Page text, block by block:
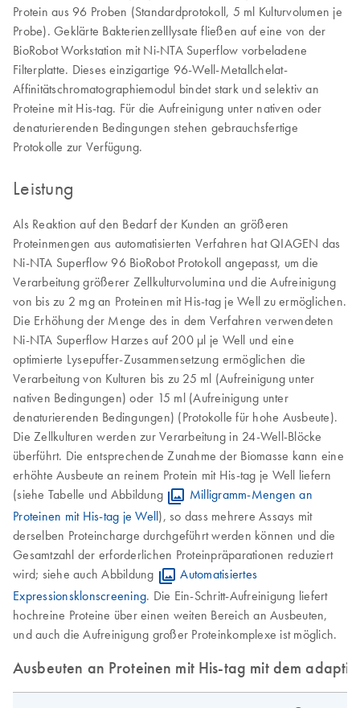
Protein aus 96 Proben (Standardprotokoll, 5 ml Kulturvolumen je
Probe). Geklärte Bakterienzelllysate fließen auf eine von der
BioRobot Workstation mit Ni-NTA Superflow vorbeladene
Filterplatte. Dieses einzigartige 96-Well-Metallchelat-
Affinitätschromatographiemodul bindet stark und selektiv an
Proteine mit His-tag. Für die Aufreinigung unter nativen oder
denaturierenden Bedingungen stehen gebrauchsfertige
Protokolle zur Verfügung.
Leistung
Als Reaktion auf den Bedarf der Kunden an größeren
Proteinmengen aus automatisierten Verfahren hat QIAGEN das
Ni-NTA Superflow 96 BioRobot Protokoll angepasst, um die
Verarbeitung größerer Zellkulturvolumina und die Aufreinigung
von bis zu 2 mg an Proteinen mit His-tag je Well zu ermöglichen.
Die Erhöhung der Menge des in dem Verfahren verwendeten
Ni-NTA Superflow Harzes auf 200 µl je Well und eine
optimierte Lysepuffer-Zusammensetzung ermöglichen die
Verarbeitung von Kulturen bis zu 25 ml (Aufreinigung unter
nativen Bedingungen) oder 15 ml (Aufreinigung unter
denaturierenden Bedingungen) (Protokolle für hohe Ausbeute).
Die Zellkulturen werden zur Verarbeitung in 24-Well-Blöcke
überführt. Die entsprechende Zunahme der Biomasse kann eine
erhöhte Ausbeute an reinem Protein mit His-tag je Well liefern
(siehe Tabelle und Abbildung
Milligramm-Mengen an
Proteinen mit His-tag je Well), so dass mehrere Assays mit
derselben Proteincharge durchgeführt werden können und die
Gesamtzahl der erforderlichen Proteinpräparationen reduziert
wird; siehe auch Abbildung
Automatisiertes
Expressionsklonscreening. Die Ein-Schritt-Aufreinigung liefert
hochreine Proteine über einen weiten Bereich an Ausbeuten,
und auch die Aufreinigung großer Proteinkomplexe ist möglich.
Ausbeuten an Proteinen mit His-tag mit dem